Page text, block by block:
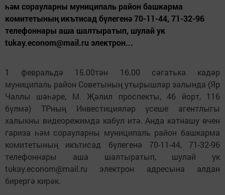
һәм сорауларны муниципаль район башкарма
комитетының икътисад бүлегенә 70-11-44, 71-32-96
телефоннары аша шалтыратып, шулай ук
tukay.econom@mail.ru электрон...
1 февральдә 15.00тән 16.00 сәгатькә кадәр
муниципаль район Советының утырышлар залында (Яр
Чаллы шәһәре, М. Җәлил проспекты, 46 йорт, 116
бүлмә) ТРның Инвестицияләр үсеше агентлыгы
халыкны видеорежимда кабул итә. Анда катнашу өчен
гариза һәм сорауларны муниципаль район башкарма
комитетының икътисад бүлегенә 70-11-44, 71-32-96
телефоннары аша шалтыратып, шулай ук
tukay.econom@mail.ru электрон адресына алдан
бирергә кирәк.